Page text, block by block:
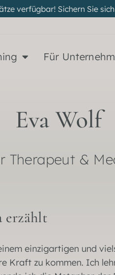
verfügbar! Sichern Sie
Für
Eva Wolf
Therapeut &
erzählt
einzigartigen und
Kraft zu kommen. Ich